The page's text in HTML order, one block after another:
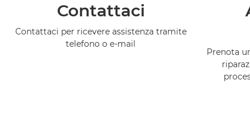
Contattaci
Contattaci per ricevere assistenza tramite
telefono o e-mail
Prenota